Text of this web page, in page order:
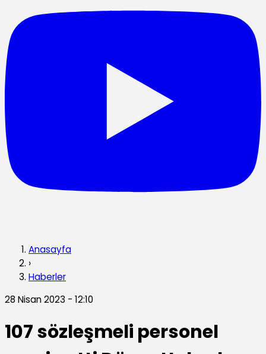
Anasayfa
›
Haberler
28 Nisan 2023 - 12:10
107 sözleşmeli personel